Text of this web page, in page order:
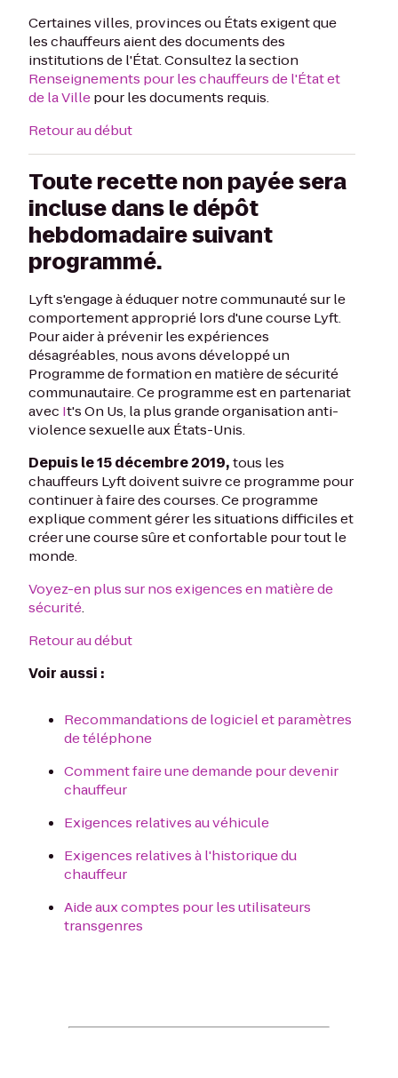
Certaines villes, provinces ou États exigent que
les chauffeurs aient des documents des
institutions de l'État. Consultez la section
Renseignements pour les chauffeurs de l'État et
de la Villepour les documents requis.
Retour au début
Toute recette non payée sera
incluse dans le dépôt
hebdomadaire suivant
programmé.
Lyft s'engage à éduquer notre communauté sur le
comportement approprié lors d'une course Lyft.
Pour aider à prévenir les expériences
désagréables, nous avons développé un
Programme de formation en matière de sécurité
communautaire. Ce programme est en partenariat
avec It's On Us, la plus grande organisation anti-
violence sexuelle aux États-Unis.
Depuis le 15 décembre 2019,tous les
chauffeurs Lyft doivent suivre ce programme pour
continuer à faire des courses. Ce programme
explique comment gérer les situations difficiles et
créer une course sûre et confortable pour tout le
monde.
Voyez-en plus sur nos exigences en matière de
sécurité.
Retour au début
Voir aussi :
Recommandations de logiciel et paramètres
de téléphone
Comment faire une demande pour devenir
chauffeur
Exigences relatives au véhicule
Exigences relatives à l'historique du
chauffeur
Aide aux comptes pour les utilisateurs
transgenres